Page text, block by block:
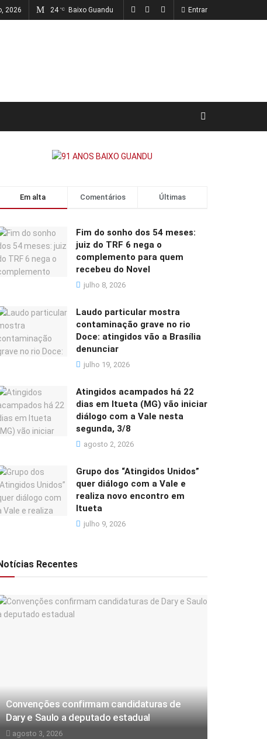
2026 24 °C Baixo Guandu Entrar
Em alta Comentários Últimas
Fim do sonho dos 54 meses:
juiz do TRF 6 nega o
complemento para quem
recebeu do Novel
julho 8, 2026
Laudo particular mostra
contaminação grave no rio
Doce: atingidos vão a Brasília
denunciar
julho 19, 2026
Atingidos acampados há 22
dias em Itueta (MG) vão iniciar
diálogo com a Vale nesta
segunda, 3/8
agosto 2, 2026
Grupo dos “Atingidos Unidos”
quer diálogo com a Vale e
realiza novo encontro em
Itueta
julho 9, 2026
Recentes
Convenções confirmam candidaturas de
Dary e Saulo a deputado estadual
agosto 3, 2026